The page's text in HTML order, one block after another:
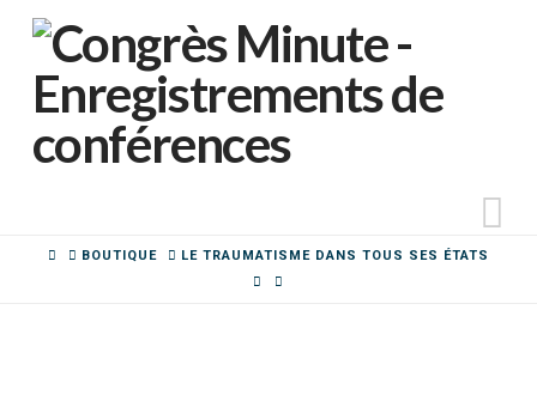
HOMEBOUTIQUE LE TRAUMATISME DANS TOUS SES ÉTATS